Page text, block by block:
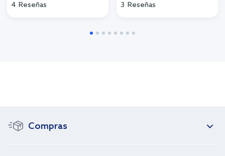
4 Reseñas 3 Reseñas
Compras